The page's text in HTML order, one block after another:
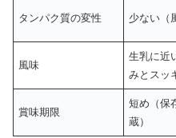
タンパク質の変性 少ない（
風味
生乳に近
みとスッ
賞味期限
短め（保
蔵）